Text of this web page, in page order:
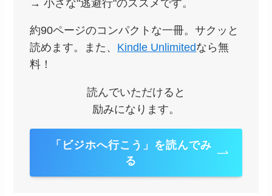
→ 小さな"逃避行"のススメです。
約90ページのコンパクトな一冊。サクッと
読めます。また、 Kindle Unlimitedなら無
料！
読んでいただけると
励みになります。
「ビジホへ行こう」を読んでみ
る